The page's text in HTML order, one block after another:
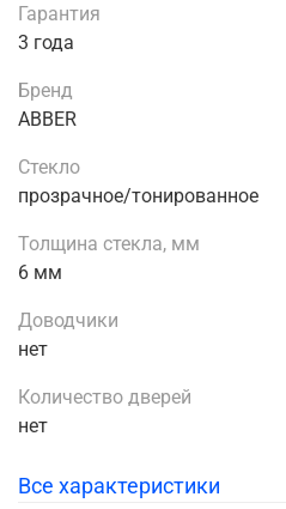
Гарантия
3 года
Бренд
ABBER
Стекло
прозрачное/тонированное
Толщина стекла, мм
6 мм
Доводчики
нет
Количество дверей
нет
Все характеристики